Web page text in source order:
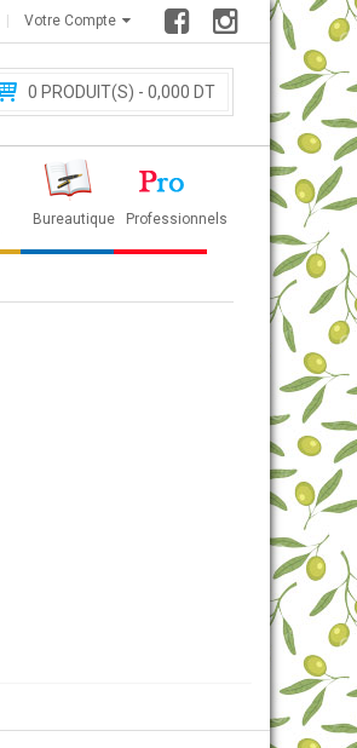
Votre Compte
0 PRODUIT(S) - 0,000 DT
Bureautique Professionnels